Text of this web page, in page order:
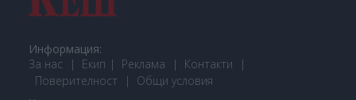
Информация:
За нас
Екип Реклама
Контакти
Поверителност
Общи условия